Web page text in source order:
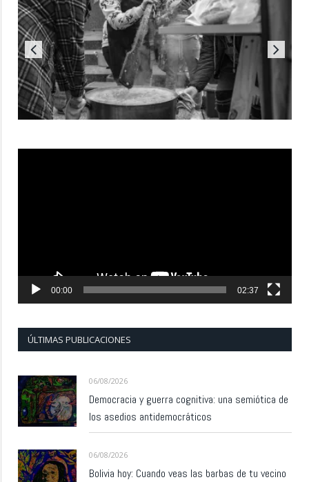
00:00 02:37
ÚLTIMAS PUBLICACIONES
06/08/2026
Democracia y guerra cognitiva: una semiótica de
los asedios antidemocráticos
06/08/2026
Bolivia hoy: Cuando veas las barbas de tu vecino